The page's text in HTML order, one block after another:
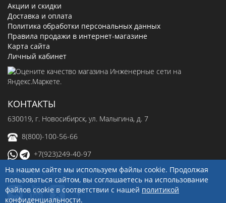
Акции и скидки
Доставка и оплата
Политика обработки персональных данных
Правила продажи в интернет-магазине
Карта сайта
Личный кабинет
КОНТАКТЫ
630019, г. Новосибирск, ул. Малыгина, д. 7
8(800)-100-56-66
+7(923)249-40-97
sale@ingenerseti.ru
На нашем сайте мы используем файлы cookie. Продолжая
пользоваться сайтом, вы соглашаетесь на использование
файлов cookie в соответствии с нашей политикой
конфиденциальности.